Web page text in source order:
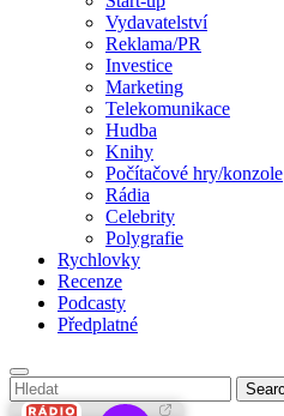
Vydavatelství
Reklama/PR
Investice
Marketing
Telekomunikace
Hudba
Knihy
Počítačové hry/konzole
Rádia
Celebrity
Polygrafie
Rychlovky
Recenze
Podcasty
Předplatné